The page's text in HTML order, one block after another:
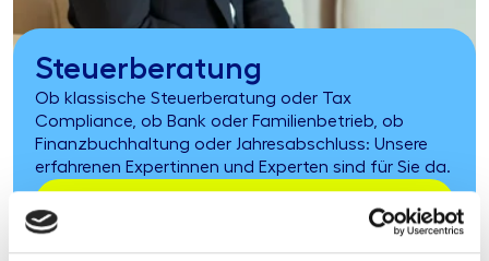
Steuerberatung
Ob klassische Steuerberatung oder Tax
Compliance, ob Bank oder Familienbetrieb, ob
Finanzbuchhaltung oder Jahresabschluss: Unsere
erfahrenen Expertinnen und Experten sind für Sie da.